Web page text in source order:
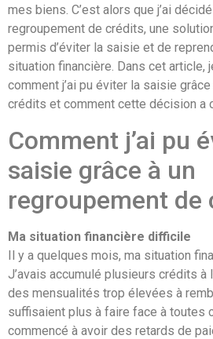
mes biens. C’est alors que j’ai
regroupement de crédits, une
permis d’éviter la saisie et de
situation financière. Dans cet article,
comment j’ai pu éviter la saisie
crédits et comment cette décision a
Comment j’ai pu
saisie grâce à un
regroupement de
Ma situation financière difficile
Il y a quelques mois, ma situation
J’avais accumulé plusieurs crédits à
des mensualités trop élevées à
suffisaient plus à faire face à toutes
commencé à avoir des retards de